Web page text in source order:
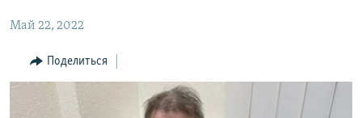
основной
Перейти
ЭКОНОМИКА
РЕГИОН
Май 22, 2022
Поделиться